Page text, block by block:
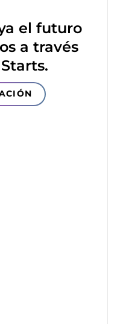
el futuro
a través